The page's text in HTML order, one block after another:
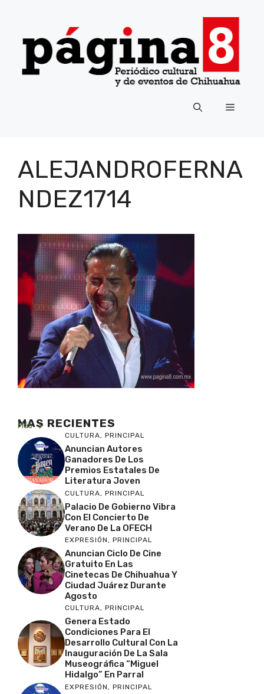
contenido
Menú
ALEJANDROFERNA
NDEZ1714
MAS RECIENTES
Más
CULTURA, PRINCIPAL
Anuncian Autores
Ganadores De Los
Premios Estatales De
Literatura Joven
CULTURA, PRINCIPAL
Palacio De Gobierno Vibra
Con El Concierto De
Verano De La OFECH
EXPRESIÓN, PRINCIPAL
Anuncian Ciclo De Cine
Gratuito En Las
Cinetecas De Chihuahua Y
Ciudad Juárez Durante
Agosto
CULTURA, PRINCIPAL
Genera Estado
Condiciones Para El
Desarrollo Cultural Con La
Inauguración De La Sala
Museográfica “Miguel
Hidalgo” En Parral
EXPRESIÓN , PRINCIPAL